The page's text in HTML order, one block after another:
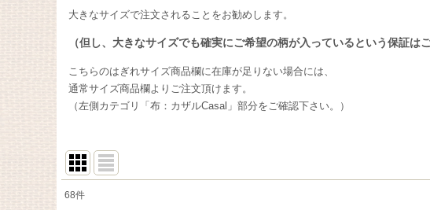
大きなサイズで注文されることをお勧めします。
（但し、大きなサイズでも確実にご希望の柄が入っているという保証は
こちらのはぎれサイズ商品欄に在庫が足りない場合には、
通常サイズ商品欄よりご注文頂けます。
（左側カテゴリ「布：カザルCasal」部分をご確認下さい。）
68件